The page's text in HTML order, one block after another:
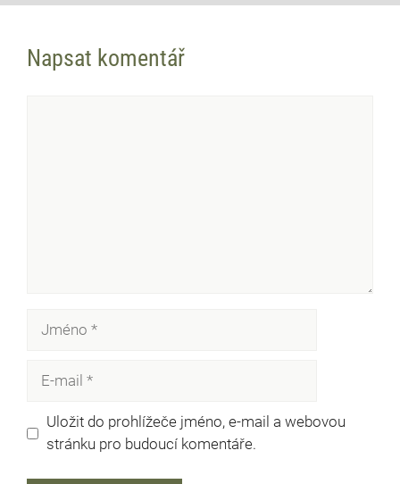
Napsat komentář
Uložit do prohlížeče jméno, e-mail a webovou
stránku pro budoucí komentáře.